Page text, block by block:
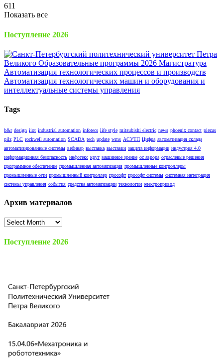
611
Показать все
Поступление 2026
Tags
b&r design iiot industrial automation infotecs life style mitsubishi electric news phoenix contact piezus
pilz PLC rockwell automation SCADA tech update wms АСУТП Цифра автоматизация склада
автоматизированные системы вебинар выставка выставки защита информации индустрия 4.0
информационная безопасность инфотекс круг машинное зрение ос аврора отраслевые решения
программное обеспечение промышленная автоматизация промышленные контроллеры
промышленные сети промышленный контроллер прософт прософт системы системная интеграция
системы управления события средства автоматизации технологии электропривод
Архив материалов
Архив
Поступление 2026